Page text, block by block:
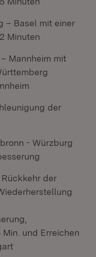
– Basel mit einer
Minuten
Mannheim mit
der
- Würzburg
der
und Erreichen